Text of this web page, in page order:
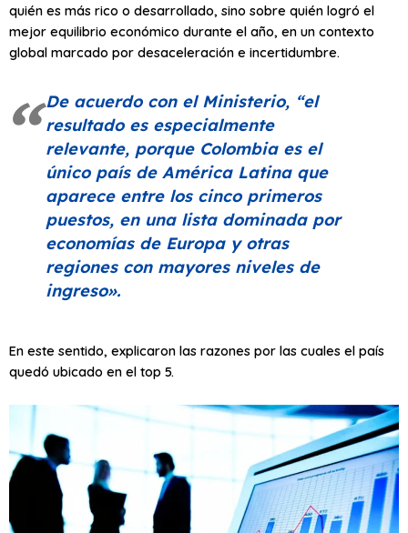
quién es más rico o desarrollado, sino sobre quién logró el
mejor equilibrio económico durante el año, en un contexto
global marcado por desaceleración e incertidumbre.
De acuerdo con el Ministerio, “el
resultado es especialmente
relevante, porque Colombia es el
único país de América Latina que
aparece entre los cinco primeros
puestos, en una lista dominada por
economías de Europa y otras
regiones con mayores niveles de
ingreso».
En este sentido, explicaron las razones por las cuales el país
quedó ubicado en el top 5.